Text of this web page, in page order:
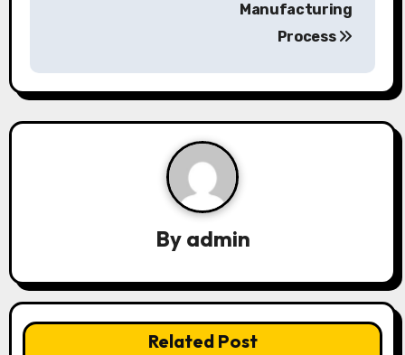
v
i
o
n
Manufacturing
Process
By admin
Related Post